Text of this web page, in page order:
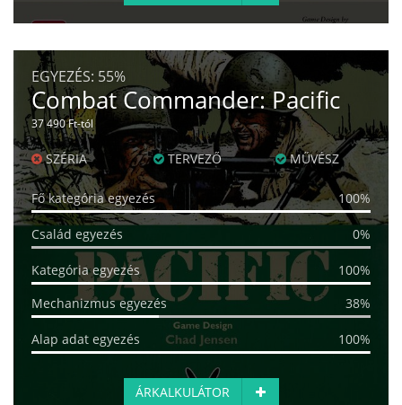
EGYEZÉS: 55%
Combat Commander: Pacific
37 490 Ft-tól
SZÉRIA TERVEZŐ MŰVÉSZ
Fő kategória egyezés 100%
Család egyezés 0%
Kategória egyezés
100%
Mechanizmus egyezés
38%
Alap adat egyezés 100%
ÁRKALKULÁTOR